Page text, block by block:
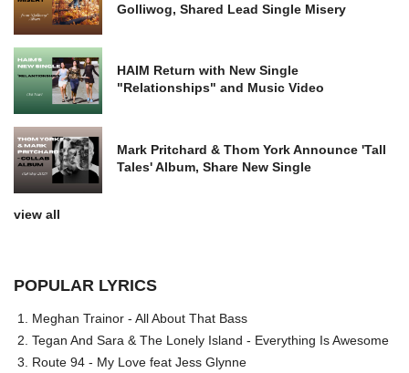
Golliwog, Shared Lead Single Misery
HAIM Return with New Single
"Relationships" and Music Video
Mark Pritchard & Thom York Announce 'Tall
Tales' Album, Share New Single
view all
POPULAR LYRICS
Meghan Trainor - All About That Bass
Tegan And Sara & The Lonely Island - Everything Is Awesome
Route 94 - My Love feat Jess Glynne